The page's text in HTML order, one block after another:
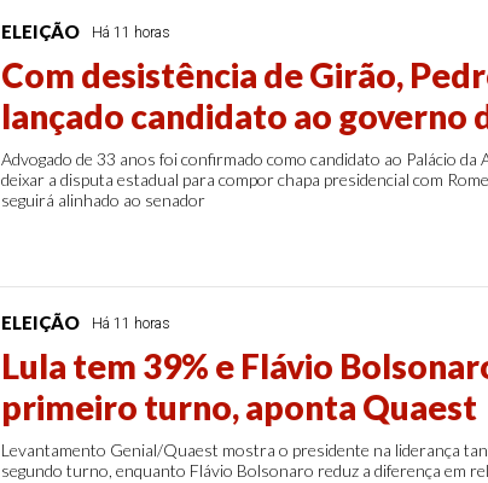
ELEIÇÃO Há 11 horas
Com desistência de Girão,
lançado candidato ao governo
Advogado de 33 anos foi confirmado como candidato ao Palácio da
deixar a disputa estadual para compor chapa presidencial com
seguirá alinhado ao senador
ELEIÇÃO Há 11 horas
Lula tem 39% e Flávio
primeiro turno, aponta Quaest
Levantamento Genial/Quaest mostra o presidente na liderança
segundo turno, enquanto Flávio Bolsonaro reduz a diferença em